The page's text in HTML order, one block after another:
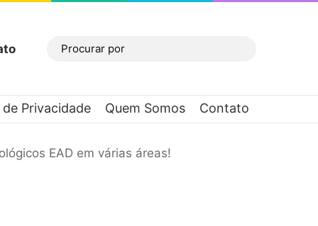
Barra Lateral
Privacidade Quem Somos Contato
EAD em várias áreas!